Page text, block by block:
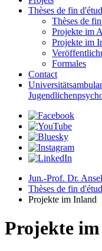
Thèses de fin
Thèses de
Projekte im
Projekte im
Formales
Contact
Jun.-Prof. Dr.
Thèses de fin
Projekte im Inland
Projekte